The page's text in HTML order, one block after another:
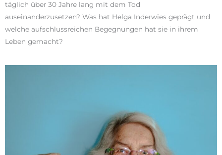
täglich über 30 Jahre lang mit dem Tod
auseinanderzusetzen? Was hat Helga Inderwies geprägt und
welche aufschlussreichen Begegnungen hat sie in ihrem
Leben gemacht?